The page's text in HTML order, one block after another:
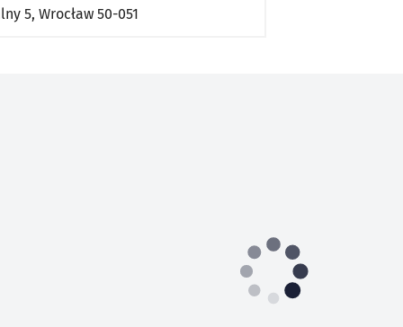
5, Wrocław 50-051